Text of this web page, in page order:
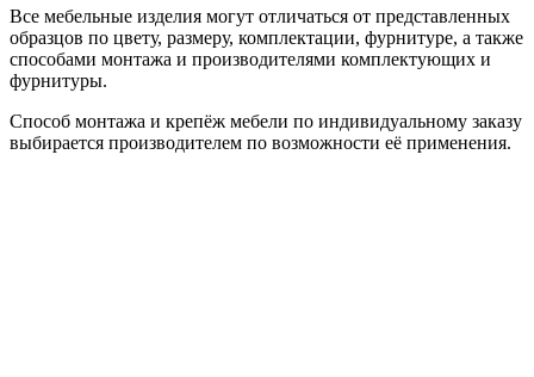
Все мебельные изделия могут отличаться от представленных
образцов по цвету, размеру, комплектации, фурнитуре, а также
способами монтажа и производителями комплектующих и
фурнитуры.
Способ монтажа и крепёж мебели по индивидуальному заказу
выбирается производителем по возможности её применения.